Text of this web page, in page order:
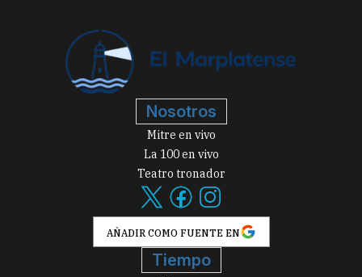
Nosotros
Mitre en vivo
La 100 en vivo
Teatro tronador
AÑADIR COMO FUENTE EN
Tiempo